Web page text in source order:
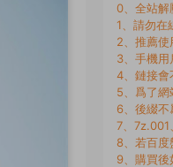
0、全站
1、請勿在
2、推薦使
3、手機用
4、鏈接會
5、爲了網
6、後綴不
7、7z.001
8、若百度
9、購買後